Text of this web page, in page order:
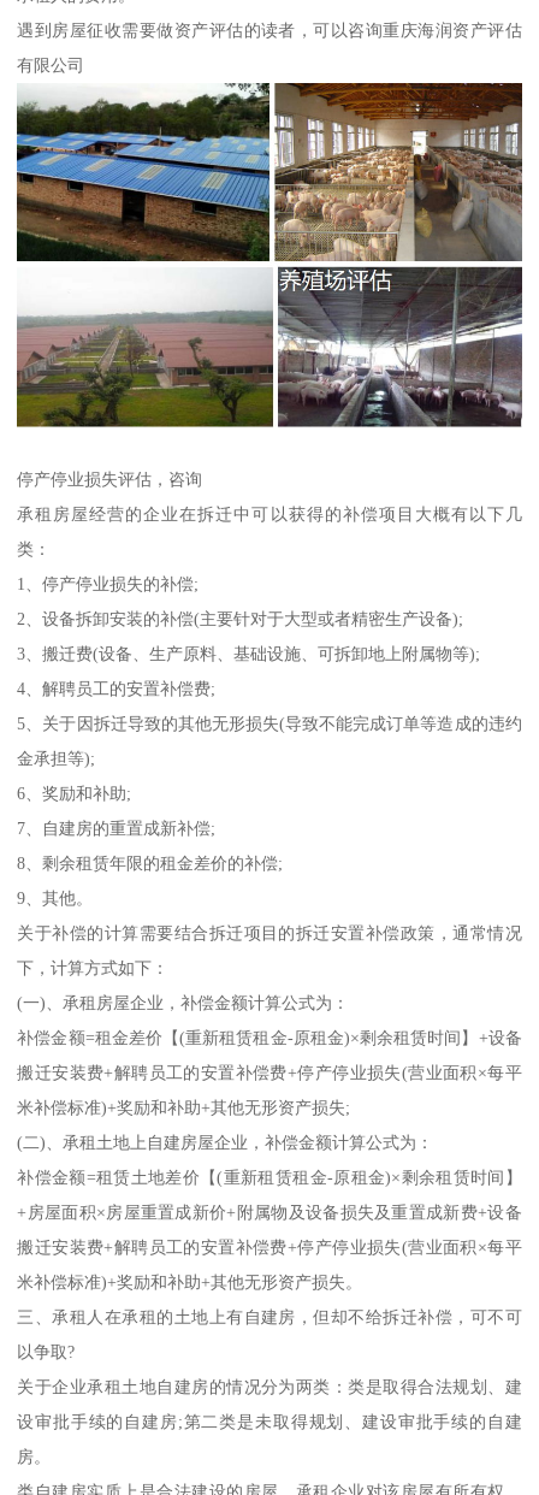
遇到房屋征收需要做资产评估的读者，可以咨询重庆海润资产评估
有限公司
停产停业损失评估，咨询
承租房屋经营的企业在拆迁中可以获得的补偿项目大概有以下几
类：
1、停产停业损失的补偿;
2、设备拆卸安装的补偿(主要针对于大型或者精密生产设备);
3、搬迁费(设备、生产原料、基础设施、可拆卸地上附属物等);
4、解聘员工的安置补偿费;
5、关于因拆迁导致的其他无形损失(导致不能完成订单等造成的违约
金承担等);
6、奖励和补助;
7、自建房的重置成新补偿;
8、剩余租赁年限的租金差价的补偿;
9、其他。
关于补偿的计算需要结合拆迁项目的拆迁安置补偿政策，通常情况
下，计算方式如下：
(一)、承租房屋企业，补偿金额计算公式为：
补偿金额=租金差价【(重新租赁租金-原租金)×剩余租赁时间】+设备
搬迁安装费+解聘员工的安置补偿费+停产停业损失(营业面积×每平
米补偿标准)+奖励和补助+其他无形资产损失;
(二)、承租土地上自建房屋企业，补偿金额计算公式为：
补偿金额=租赁土地差价【(重新租赁租金-原租金)×剩余租赁时间】
+房屋面积×房屋重置成新价+附属物及设备损失及重置成新费+设备
搬迁安装费+解聘员工的安置补偿费+停产停业损失(营业面积×每平
米补偿标准)+奖励和补助+其他无形资产损失。
三、承租人在承租的土地上有自建房，但却不给拆迁补偿，可不可
以争取?
关于企业承租土地自建房的情况分为两类：类是取得合法规划、建
设审批手续的自建房;第二类是未取得规划、建设审批手续的自建
房。
类自建房实质上是合法建设的房屋，承租企业对该房屋有所有权，